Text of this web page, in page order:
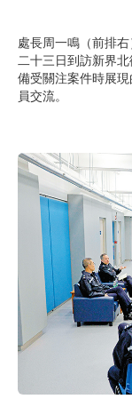
處長周一鳴（前排
二十三日到訪新界
備受關注案件時展
員交流。